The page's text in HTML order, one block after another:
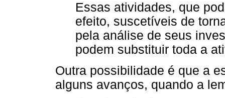
Essas atividades, que
efeito, suscetíveis de
pela análise de seus
podem substituir toda a
Outra possibilidade é que a
alguns avanços, quando a